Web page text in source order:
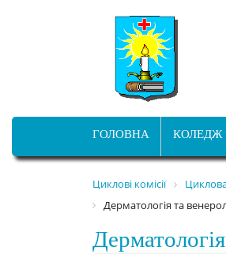
ГОЛОВНА КОЛЕДЖ
Циклові комісії
Дерматологія та